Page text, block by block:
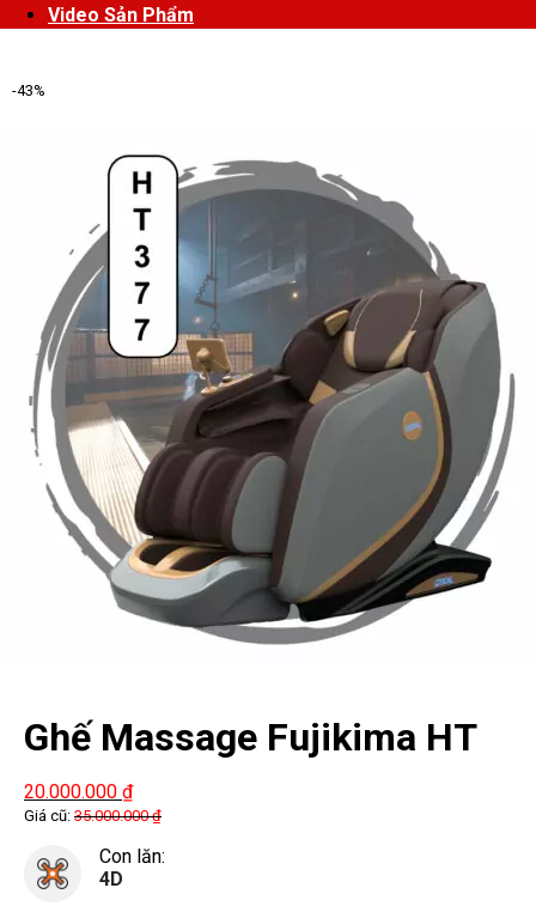
Video Sản Phẩm
-43%
Ghế Massage Fujikima HT
377
20.000.000 ₫
Giá cũ: 35.000.000₫
Con lăn:
4D